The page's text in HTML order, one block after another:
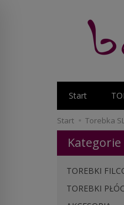
Start
Start Torebka
Kategorie
TOREBKI
TOREBKI